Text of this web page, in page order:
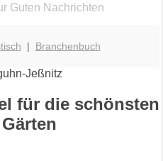
Guten Nachrichten
| Branchenbuch
für die schönsten